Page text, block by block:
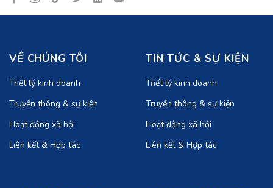
VỀ CHÚNG TÔI
Triết lý kinh doanh
Truyền thông & sự kiện
Hoạt động xã hội
Liên kết & Hợp tác
TIN TỨC & SỰ KIỆN
Triết lý kinh doanh
Truyền thông & sự kiện
Hoạt động xã hội
Liên kết & Hợp tác